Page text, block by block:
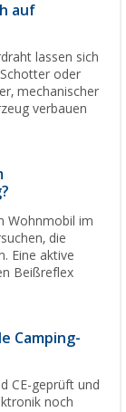
auf
lassen sich
oder
mechanischer
verbauen
Wohnmobil im
die
Eine aktive
Beißreflex
Camping-
CE-geprüft und
noch